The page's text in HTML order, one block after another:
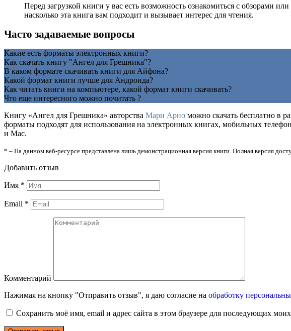
Перед загрузкой книги у вас есть возможность ознакомиться с обзорами
насколько эта книга вам подходит и вызывает интерес для чтения.
Часто задаваемые вопросы
Какие есть форматы электронных книги?
Как скачать книгу "Ангел для Грешника"?
В каком формате скачивать книги для Айфона?
Какой формат книги лучше для Андроида?
Как читать книги на компьютере, какой формат книги скачивать?
Что еще интересного можно почитать ?
Книгу «Ангел для Грешника» авторства Мари Арно можно скачать бесплатно в
форматы подходят для использования на электронных книгах, мобильных
и Mac.
* – На данном веб-ресурсе представлена лишь демонстрационная версия книги. Полная версия
Добавить отзыв
Имя *
Email *
Комментарий
Нажимая на кнопку "Отправить отзыв", я даю согласие на обработку
Сохранить моё имя, email и адрес сайта в этом браузере для последующих